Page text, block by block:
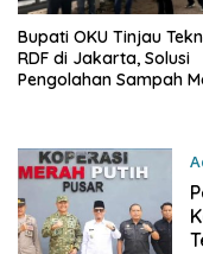
Bupati OKU Tinjau
RDF di Jakarta, Solusi
Pengolahan Sampah